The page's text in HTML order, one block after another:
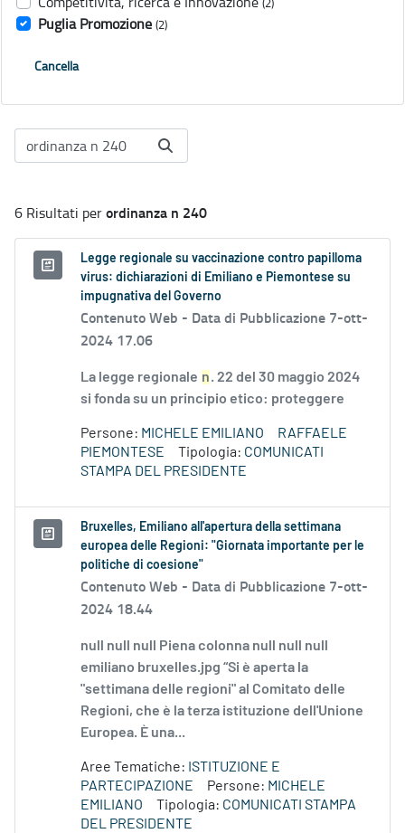
Puglia Promozione (2)
Cancella
6 Risultati perordinanza n 240
Legge regionale su vaccinazione contro papilloma
virus: dichiarazioni di Emiliano e Piemontese su
impugnativa del Governo
Contenuto Web - Data di Pubblicazione 7-ott-
2024 17.06
La legge regionale n. 22 del 30 maggio 2024
si fonda su un principio etico: proteggere
Persone: MICHELE EMILIANO
RAFFAELE
PIEMONTESE
Tipologia: COMUNICATI
STAMPA DEL PRESIDENTE
Bruxelles, Emiliano all'apertura della settimana
europea delle Regioni: "Giornata importante per le
politiche di coesione"
Contenuto Web - Data di Pubblicazione 7-ott-
2024 18.44
null null null Piena colonna null null null
emiliano bruxelles.jpg “Si è aperta la
"settimana delle regioni" al Comitato delle
Regioni, che è la terza istituzione dell'Unione
Europea. È una...
Aree Tematiche: ISTITUZIONE E
PARTECIPAZIONE
Persone: MICHELE
EMILIANO
Tipologia: COMUNICATI STAMPA
DEL PRESIDENTE